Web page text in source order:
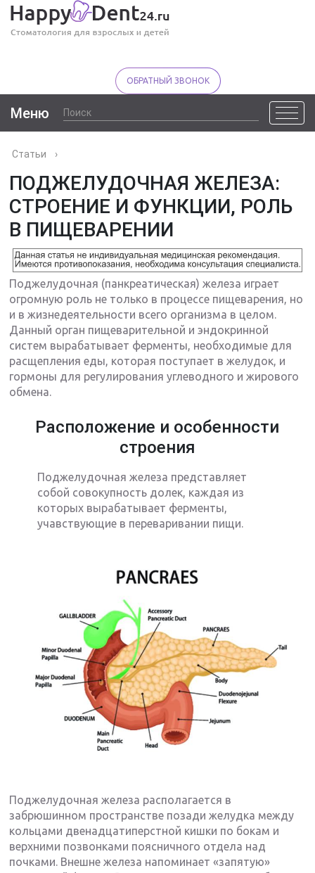
ОБРАТНЫЙ ЗВОНОК
Меню
Статьи ›
ПОДЖЕЛУДОЧНАЯ ЖЕЛЕЗА:
СТРОЕНИЕ И ФУНКЦИИ, РОЛЬ
В ПИЩЕВАРЕНИИ
Поджелудочная (панкреатическая) железа играет
огромную роль не только в процессе пищеварения, но
и в жизнедеятельности всего организма в целом.
Данный орган пищеварительной и эндокринной
систем вырабатывает ферменты, необходимые для
расщепления еды, которая поступает в желудок, и
гормоны для регулирования углеводного и жирового
обмена.
Расположение и особенности
строения
Поджелудочная железа представляет
собой совокупность долек, каждая из
которых вырабатывает ферменты,
учавствующие в переваривании пищи.
Поджелудочная железа располагается в
забрюшинном пространстве позади желудка между
кольцами двенадцатиперстной кишки по бокам и
верхними позвонками поясничного отдела над
почками. Внешне железа напоминает «запятую»